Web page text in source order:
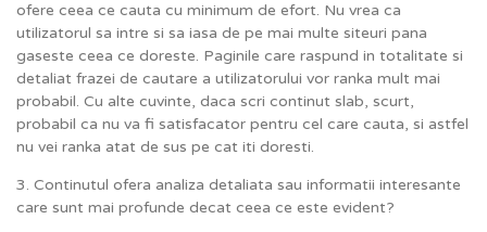
ofere ceea ce cauta cu minimum de efort. Nu vrea ca
utilizatorul sa intre si sa iasa de pe mai multe siteuri pana
gaseste ceea ce doreste. Paginile care raspund in totalitate si
detaliat frazei de cautare a utilizatorului vor ranka mult mai
probabil. Cu alte cuvinte, daca scri continut slab, scurt,
probabil ca nu va fi satisfacator pentru cel care cauta, si astfel
nu vei ranka atat de sus pe cat iti doresti.
3. Continutul ofera analiza detaliata sau informatii interesante
care sunt mai profunde decat ceea ce este evident?